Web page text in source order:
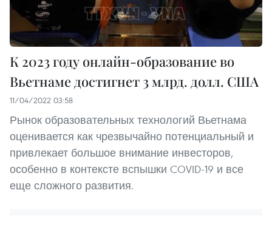
К 2023 году онлайн-образование во
Вьетнаме достигнет 3 млрд. долл. США
11/04/2022 03:58
Рынок образовательных технологий Вьетнама
оценивается как чрезвычайно потенциальный и
привлекает большое внимание инвесторов,
особенно в контексте вспышки COVID-19 и все
еще сложного развития.